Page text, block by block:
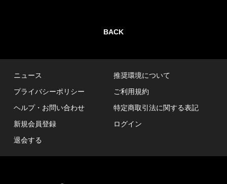
BACK
ニュース
推奨環境について
プライバシーポリシー
ご利用規約
ヘルプ・お問い合わせ
特定商取引法に関する表記
新規会員登録
ログイン
退会する